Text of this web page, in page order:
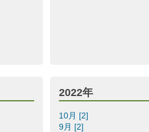
2022年
10月 [2]
9月 [2]